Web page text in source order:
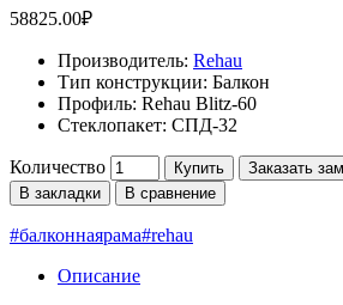
58825.00₽
Производитель: Rehau
Тип конструкции: Балкон
Профиль: Rehau Blitz-60
Стеклопакет: СПД-32
Количество Купить
Заказать
В закладки
В сравнение
#балконнаярама#rehau
Описание